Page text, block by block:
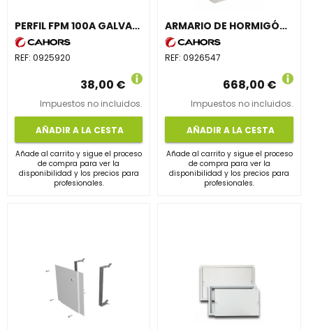
PERFIL FPM 100A GALVANIZADO PARA CAJA GENERAL DE PROTECCIÓN 100
REF: 0925920
38,00 €
Impuestos no incluidos.
AÑADIR A LA CESTA
Añade al carrito y sigue el proceso
de compra para ver la
disponibilidad y los precios para
profesionales.
ARMARIO DE HORMIGÓN DOBLE Z2M MAXINTER/SIMILAR
REF:0926547
668,00 €
Impuestos no incluidos.
AÑADIR A LA CESTA
Añade al carrito y sigue el proceso
de compra para ver la
disponibilidad y los precios para
profesionales.